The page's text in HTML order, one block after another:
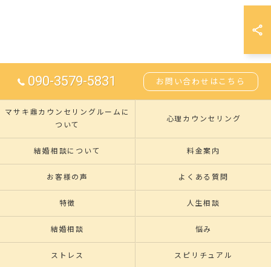
090-3579-5831 お問い合わせはこちら
マサキ鼎カウンセリングルームに
ついて
心理カウンセリング
結婚相談について 料金案内
お客様の声 よくある質問
特徴 人生相談
結婚相談 悩み
ストレス スピリチュアル